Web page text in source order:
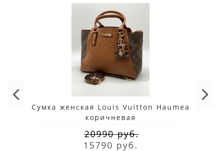
Сумка женская Louis Vuitton Haumea
коричневая
20990 руб.
15790 руб.